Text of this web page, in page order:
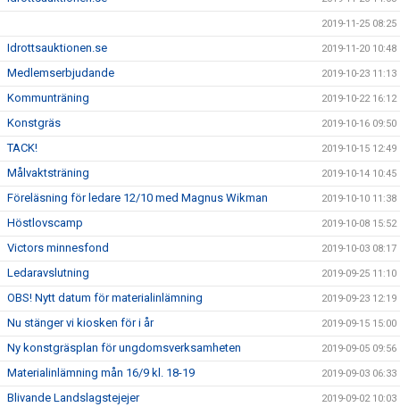
2019-11-25 08:25
Idrottsauktionen.se 2019-11-20 10:48
Medlemserbjudande 2019-10-23 11:13
Kommunträning 2019-10-22 16:12
Konstgräs 2019-10-16 09:50
TACK! 2019-10-15 12:49
Målvaktsträning 2019-10-14 10:45
Föreläsning för ledare 12/10 med Magnus Wikman 2019-10-10 11:38
Höstlovscamp 2019-10-08 15:52
Victors minnesfond 2019-10-03 08:17
Ledaravslutning 2019-09-25 11:10
OBS! Nytt datum för materialinlämning 2019-09-23 12:19
Nu stänger vi kiosken för i år 2019-09-15 15:00
Ny konstgräsplan för ungdomsverksamheten 2019-09-05 09:56
Materialinlämning mån 16/9 kl. 18-19 2019-09-03 06:33
Blivande Landslagstejejer 2019-09-02 10:03